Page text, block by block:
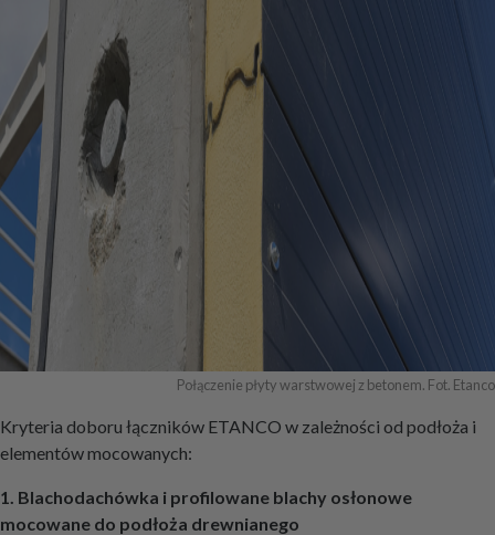
Połączenie płyty warstwowej z betonem. Fot. Etanco
Kryteria doboru łączników ETANCO w zależności od podłoża i
elementów mocowanych:
1. Blachodachówka i profilowane blachy osłonowe
mocowane do podłoża drewnianego